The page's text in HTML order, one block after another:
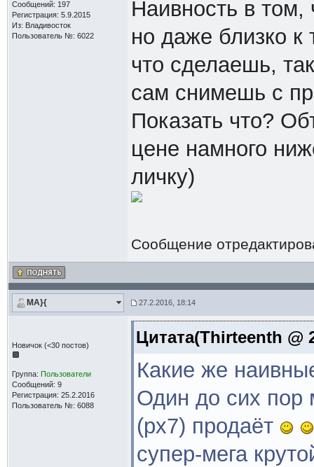
Сообщений: 197
Регистрация: 5.9.2015
Из: Владивосток
Пользователь №: 6022
Наивность в том,
но даже близко
что сделаешь,
сам снимешь с
Показать что?
цене намного
личку)
Сообщение
MA}{ 27.2.2016, 18:14
Новичок (<30 постов)
Группа: Пользователи
Сообщений: 9
Регистрация: 25.2.2016
Пользователь №: 6088
Цитата(Thirteenth @
Какие же
Один до сих пор
(рх7) продаёт
супер-мега